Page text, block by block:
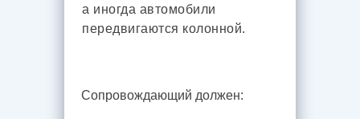
а иногда автомобили
передвигаются колонной.
Сопровождающий должен: